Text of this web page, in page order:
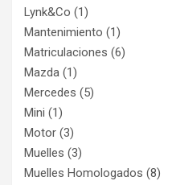
Lynk&Co (1)
Mantenimiento (1)
Matriculaciones (6)
Mazda (1)
Mercedes (5)
Mini (1)
Motor (3)
Muelles (3)
Muelles Homologados (8)